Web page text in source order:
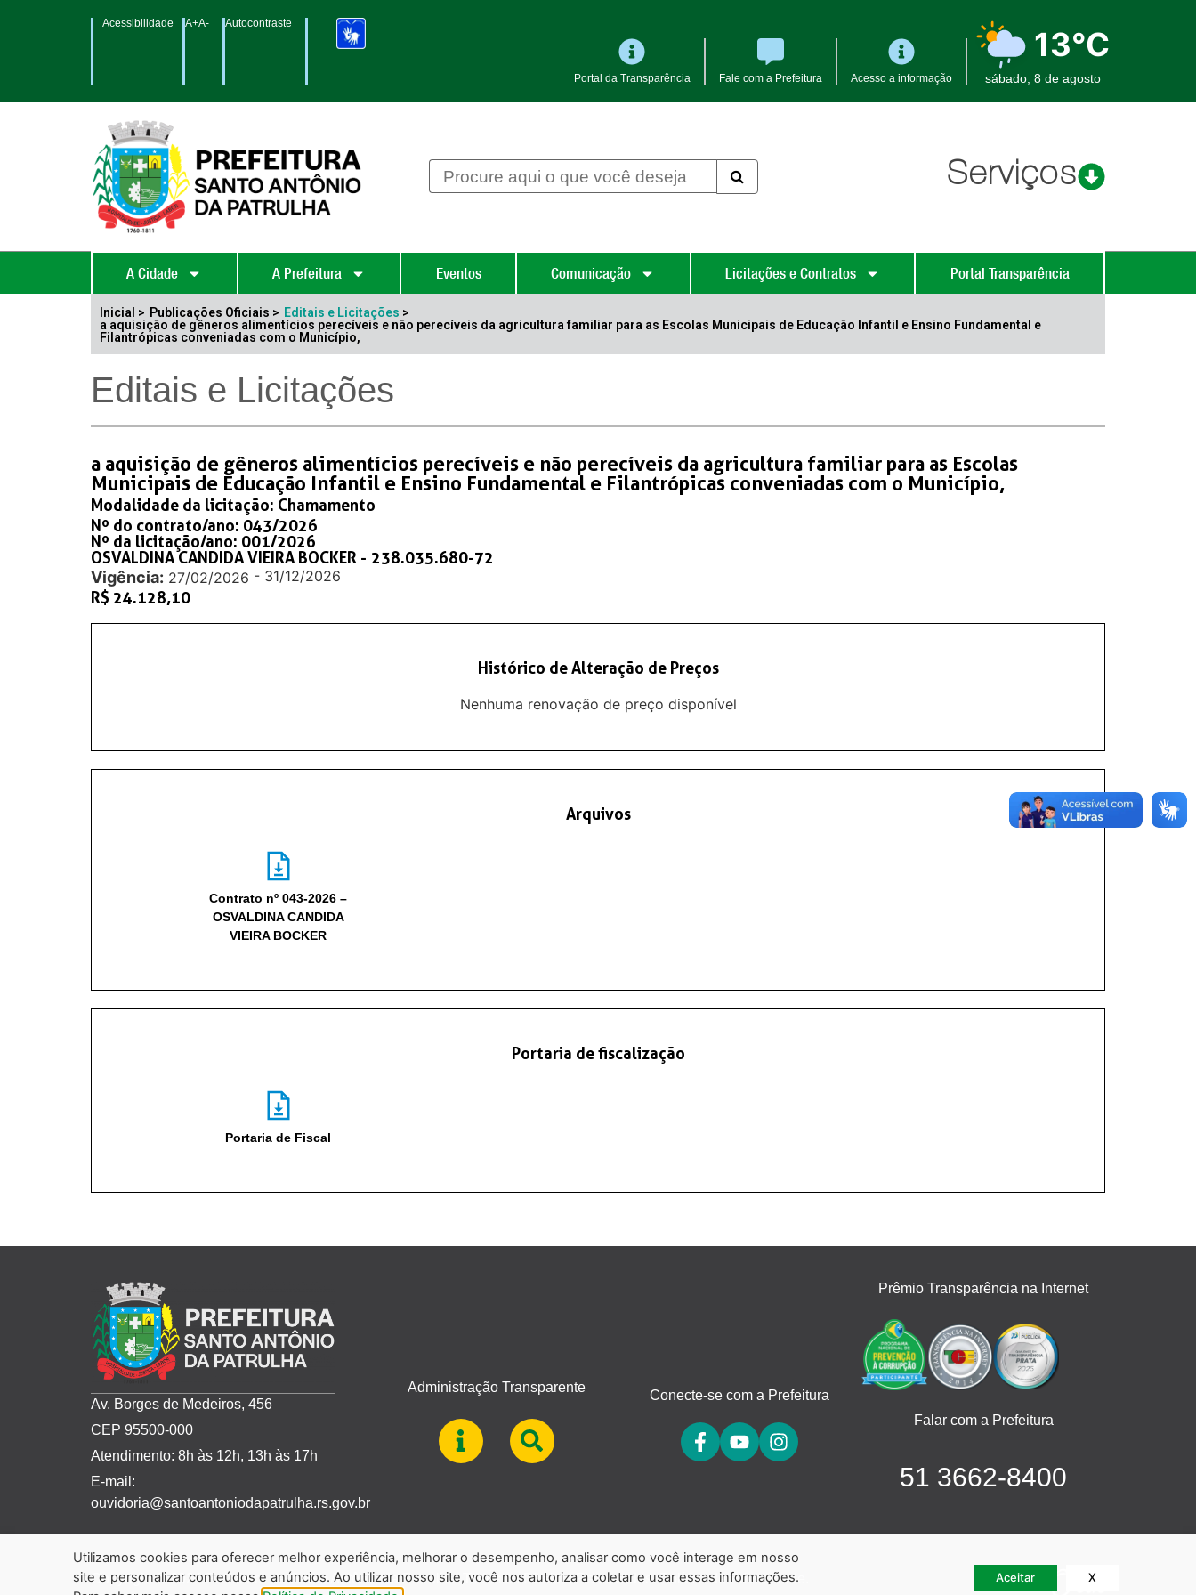
Acessibilidade A+A- Autocontraste
Portal da Transparência Fale com a Prefeitura Acesso a informação
13°C
sábado, 8 de agosto
Serviços
A Cidade A Prefeitura Eventos Comunicação Licitações e Contratos Portal Transparência
Inicial > Publicações Oficiais > Editais e Licitações >
a aquisição de gêneros alimentícios perecíveis e não perecíveis da agricultura familiar para as Escolas Municipais de Educação Infantil e Ensino Fundamental e
Filantrópicas conveniadas com o Município,
Editais e Licitações
a aquisição de gêneros alimentícios perecíveis e não perecíveis da agricultura familiar para as Escolas
Municipais de Educação Infantil e Ensino Fundamental e Filantrópicas conveniadas com o Município,
Modalidade da licitação: Chamamento
Nº do contrato/ano: 043/2026
Nº da licitação/ano: 001/2026
OSVALDINA CANDIDA VIEIRA BOCKER - 238.035.680-72
Vigência: 27/02/2026 - 31/12/2026
R$ 24.128,10
Histórico de Alteração de Preços
Nenhuma renovação de preço disponível
Arquivos
Contrato nº 043-2026 –
OSVALDINA CANDIDA
VIEIRA BOCKER
Portaria de fiscalização
Portaria de Fiscal
Av. Borges de Medeiros, 456
CEP 95500-000
Atendimento: 8h às 12h, 13h às 17h
E-mail:
ouvidoria@santoantoniodapatrulha.rs.gov.br
Administração Transparente Conecte-se com a Prefeitura
Prêmio Transparência na Internet
Falar com a Prefeitura
51 3662-8400
Copyright © 2024 Prefeitura de Santo Antônio da Patrulha. Todos os Direitos Reservados.Política de Privacidade.
Utilizamos cookies para oferecer melhor experiência, melhorar o desempenho, analisar como você interage em nosso
site e personalizar conteúdos e anúncios. Ao utilizar nosso site, você nos autoriza a coletar e usar essas informações.
Aceitar X